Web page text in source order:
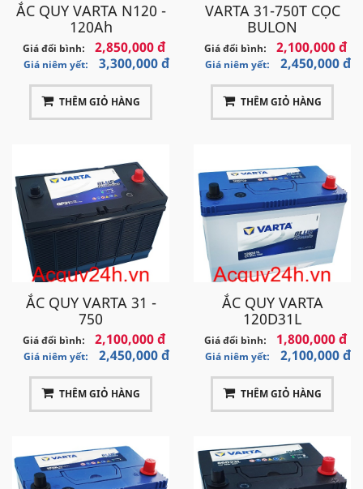
ẮC QUY VARTA N120 -
120Ah
Giá đổi bình: 2,850,000 đ
Giá niêm yết: 3,300,000 đ
THÊM GIỎ HÀNG
VARTA 31-750T CỌC
BULON
Giá đổi bình: 2,100,000 đ
Giá niêm yết: 2,450,000 đ
THÊM GIỎ HÀNG
ẮC QUY VARTA 31 -
750
Giá đổi bình: 2,100,000 đ
Giá niêm yết: 2,450,000 đ
THÊM GIỎ HÀNG
ẮC QUY VARTA
120D31L
Giá đổi bình: 1,800,000 đ
Giá niêm yết: 2,100,000 đ
THÊM GIỎ HÀNG